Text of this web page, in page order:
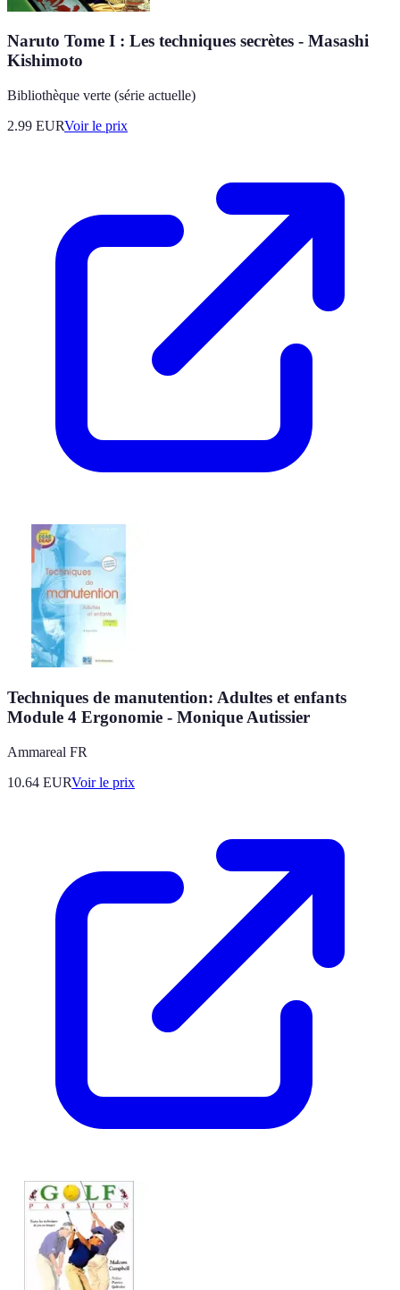
Naruto Tome I : Les techniques secrètes - Masashi
Kishimoto
Bibliothèque verte (série actuelle)
2.99 EURVoir le prix
Techniques de manutention: Adultes et enfants
Module 4 Ergonomie - Monique Autissier
Ammareal FR
10.64 EURVoir le prix